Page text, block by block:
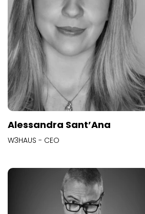
Alessandra Sant’Ana
W3HAUS - CEO